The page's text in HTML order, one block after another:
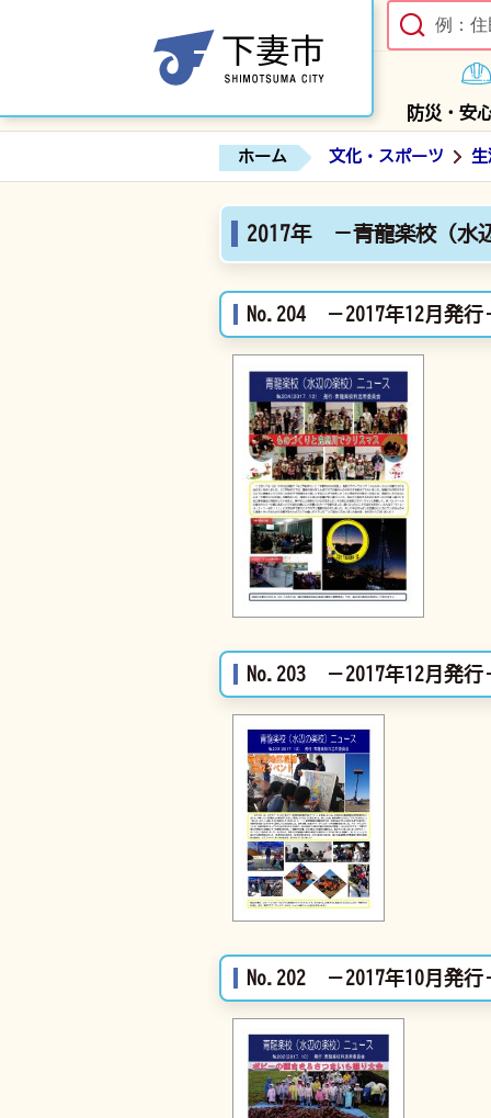
防災・安
ホーム 文化・スポーツ 生
2017年 －青龍楽校（水
No.204 －2017年12月発行
No.203 －2017年12月発行
No.202 －2017年10月発行